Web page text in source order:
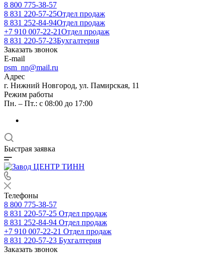
8 800 775-38-57
8 831 220-57-25Отдел продаж
8 831 252-84-94Отдел продаж
+7 910 007-22-21Отдел продаж
8 831 220-57-23Бухгалтерия
Заказать звонок
E-mail
psm_nn@mail.ru
Адрес
г. Нижний Новгород, ул. Памирская, 11
Режим работы
Пн. – Пт.: с 08:00 до 17:00
Быстрая заявка
Телефоны
8 800 775-38-57
8 831 220-57-25 Отдел продаж
8 831 252-84-94 Отдел продаж
+7 910 007-22-21 Отдел продаж
8 831 220-57-23 Бухгалтерия
Заказать звонок